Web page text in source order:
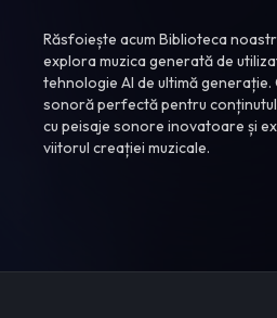
Răsfoiește acum Biblioteca
explora muzica generată de
tehnologie AI de ultimă
sonoră perfectă pentru
cu peisaje sonore inovatoare și
viitorul creației muzicale.